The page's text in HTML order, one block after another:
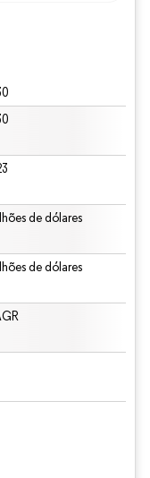
de dólares
de dólares
conforme CC BY 4.0.